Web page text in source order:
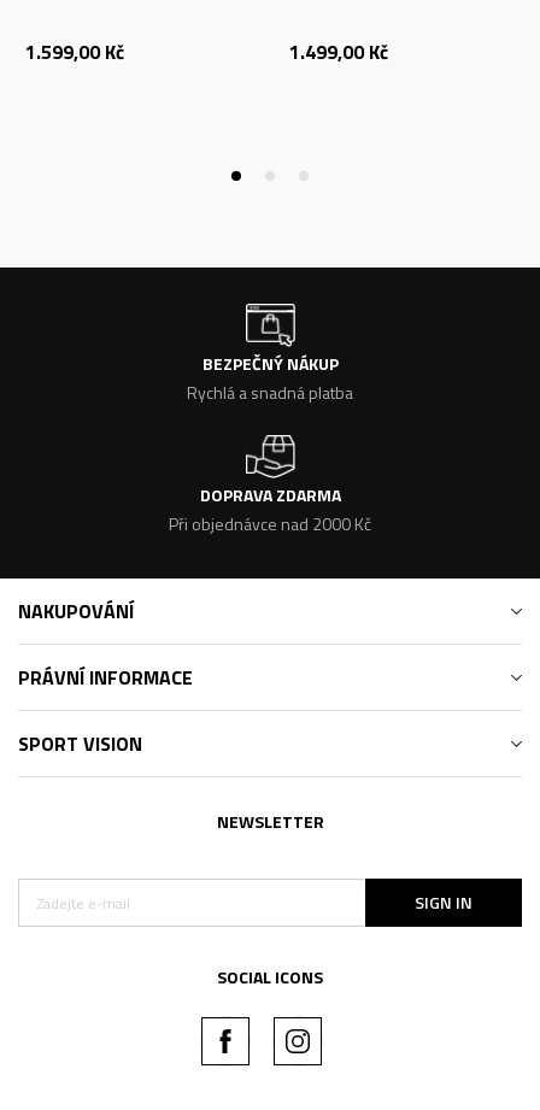
1.599,00 Kč 1.499,00 Kč
BEZPEČNÝ NÁKUP
Rychlá a snadná platba
DOPRAVA ZDARMA
Při objednávce nad 2000 Kč
NAKUPOVÁNÍ
PRÁVNÍ INFORMACE
SPORT VISION
NEWSLETTER
SIGN IN
SOCIAL ICONS